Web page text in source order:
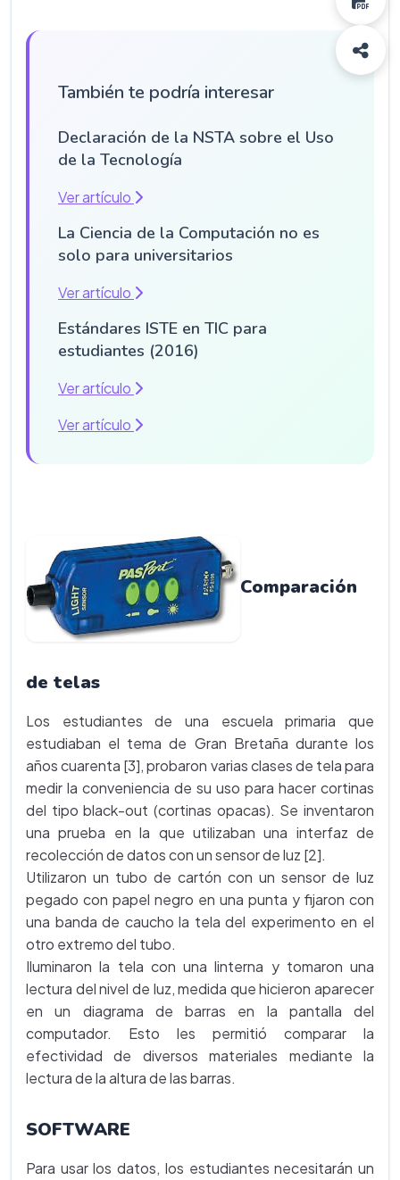
También te podría interesar
Declaración de la NSTA sobre el Uso
de la Tecnología
Ver artículo
La Ciencia de la Computación no es
solo para universitarios
Ver artículo
Estándares ISTE en TIC para
estudiantes (2016)
Ver artículo
Ver artículo
Comparación
de telas
Los estudiantes de una escuela primaria que
estudiaban el tema de Gran Bretaña durante los
años cuarenta [3], probaron varias clases de tela para
medir la conveniencia de su uso para hacer cortinas
del tipo black-out (cortinas opacas). Se inventaron
una prueba en la que utilizaban una interfaz de
recolección de datos con un sensor de luz [2].
Utilizaron un tubo de cartón con un sensor de luz
pegado con papel negro en una punta y fijaron con
una banda de caucho la tela del experimento en el
otro extremo del tubo.
Iluminaron la tela con una linterna y tomaron una
lectura del nivel de luz, medida que hicieron aparecer
en un diagrama de barras en la pantalla del
computador. Esto les permitió comparar la
efectividad de diversos materiales mediante la
lectura de la altura de las barras.
SOFTWARE
Para usar los datos, los estudiantes necesitarán un